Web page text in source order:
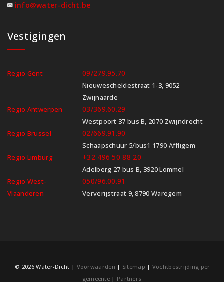
info@water-dicht.be
Vestigingen
Regio Gent 09/279.95.70
Nieuwescheldestraat 1-3, 9052
Zwijnaarde
Regio Antwerpen
03/369.60.29
Westpoort 37 bus B, 2070 Zwijndrecht
Regio Brussel
02/669.91.90
Schaapschuur 5/bus1 1790 Affligem
Regio Limburg
+32 496 50 88 20
Adelberg 27 bus B, 3920 Lommel
Regio West-
Vlaanderen
050/96.00.91
Ververijstraat 9, 8790 Waregem
© 2026 Water-Dicht | Voorwaarden | Sitemap | Vochtbestrijding per
gemeente | Partners